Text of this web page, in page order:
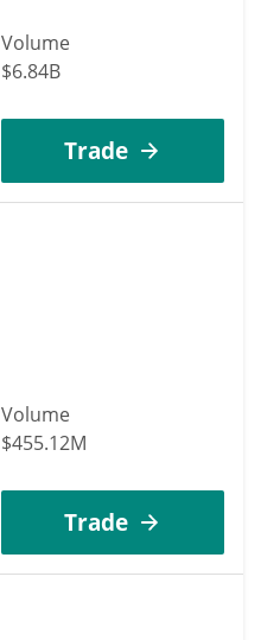
Volume
$6.84B
Trade
Volume
$455.12M
Trade